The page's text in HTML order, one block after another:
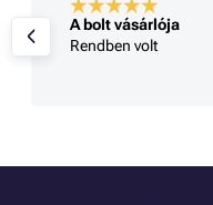
A bolt vásárlója
Rendben volt